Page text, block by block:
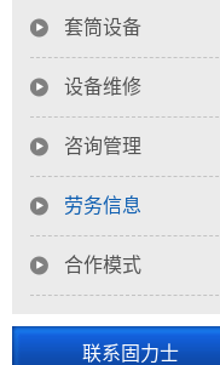
套筒设备
设备维修
咨询管理
劳务信息
合作模式
联系固力士